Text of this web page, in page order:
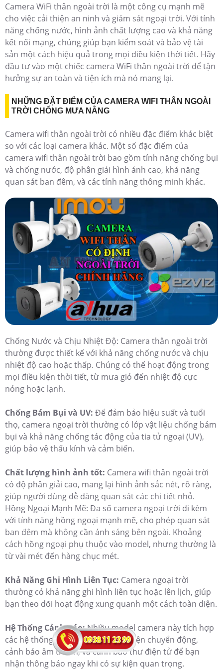
Camera WiFi thân ngoài trời là một công cụ mạnh mẽ
cho việc cải thiện an ninh và giám sát ngoại trời. Với tính
năng chống nước, hình ảnh chất lượng cao và khả năng
kết nối mạng, chúng giúp bạn kiểm soát và bảo vệ tài
sản một cách hiệu quả trong mọi điều kiện thời tiết. Hãy
đầu tư vào một chiếc camera WiFi thân ngoài trời để tận
hưởng sự an toàn và tiện ích mà nó mang lại.
NHỮNG ĐẶT ĐIỂM CỦA CAMERA WIFI THÂN NGOÀI
TRỜI CHỐNG MƯA NẰNG
Camera wifi thân ngoài trời có nhiều đặc điểm khác biệt
so với các loại camera khác. Một số đặc điểm của
camera wifi thân ngoài trời bao gồm tính năng chống bụi
và chống nước, độ phân giải hình ảnh cao, khả năng
quan sát ban đêm, và các tính năng thông minh khác.
Chống Nước và Chịu Nhiệt Độ: Camera thân ngoài trời
thường được thiết kế với khả năng chống nước và chịu
nhiệt độ cao hoặc thấp. Chúng có thể hoạt động trong
mọi điều kiện thời tiết, từ mưa gió đến nhiệt độ cực
nóng hoặc lạnh.
Chống Bám Bụi và UV: Để đảm bảo hiệu suất và tuổi
thọ, camera ngoại trời thường có lớp vật liệu chống bám
bụi và khả năng chống tác động của tia tử ngoại (UV),
giúp bảo vệ thấu kính và cảm biến.
Chất lượng hình ảnh tốt: Camera wifi thân ngoài trời
có độ phân giải cao, mang lại hình ảnh sắc nét, rõ ràng,
giúp người dùng dễ dàng quan sát các chi tiết nhỏ.
Hồng Ngoại Mạnh Mẽ: Đa số camera ngoại trời đi kèm
với tính năng hồng ngoại mạnh mẽ, cho phép quan sát
ban đêm mà không cần ánh sáng bên ngoài. Khoảng
cách hồng ngoại phụ thuộc vào model, nhưng thường là
từ vài mét đến hàng chục mét.
Khả Năng Ghi Hình Liên Tục: Camera ngoại trời
thường có khả năng ghi hình liên tục hoặc lên lịch, giúp
bạn theo dõi hoạt động xung quanh một cách toàn diện.
Hệ Thống Cảnh Báo:Nhiều model camera này tích hợp
các hệ thống cảnh báo như phát hiện chuyển động,
cảnh báo âm thanh, và cảnh báo thư điện tử để bạn
nhận thông báo ngay khi có sự kiện quan trọng.